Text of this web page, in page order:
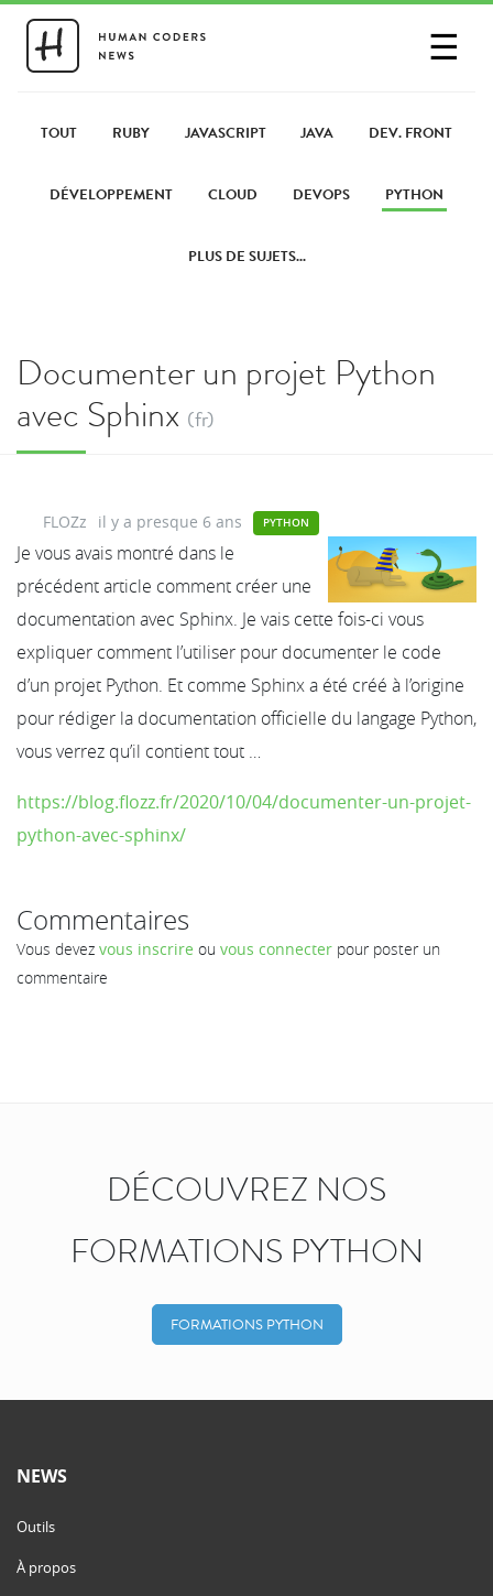
☰
PARTAGER UN LIEN
TOUT RUBY JAVASCRIPT JAVA DEV. FRONT
DÉVELOPPEMENT CLOUD DEVOPS PYTHON
PLUS DE SUJETS...
Documenter un projet Python
avec Sphinx (fr)
FLOZz il y a presque 6 ans PYTHON
Je vous avais montré dans le
précédent article comment créer une
documentation avec Sphinx. Je vais cette fois-ci vous
expliquer comment l’utiliser pour documenter le code
d’un projet Python. Et comme Sphinx a été créé à l’origine
pour rédiger la documentation officielle du langage Python,
vous verrez qu’il contient tout …
https://blog.flozz.fr/2020/10/04/documenter-un-projet-
python-avec-sphinx/
Commentaires
Vous devez vous inscrire ou vous connecter pour poster un
commentaire
DÉCOUVREZ NOS
FORMATIONS PYTHON
FORMATIONS PYTHON
NEWS
Outils
À propos